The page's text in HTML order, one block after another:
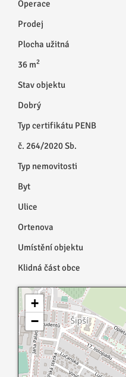
Operace
Prodej
Plocha užitná
36 m2
Stav objektu
Dobrý
Typ certifikátu PENB
č. 264/2020 Sb.
Typ nemovitosti
Byt
Ulice
Ortenova
Umístění objektu
Klidná část obce
+
−